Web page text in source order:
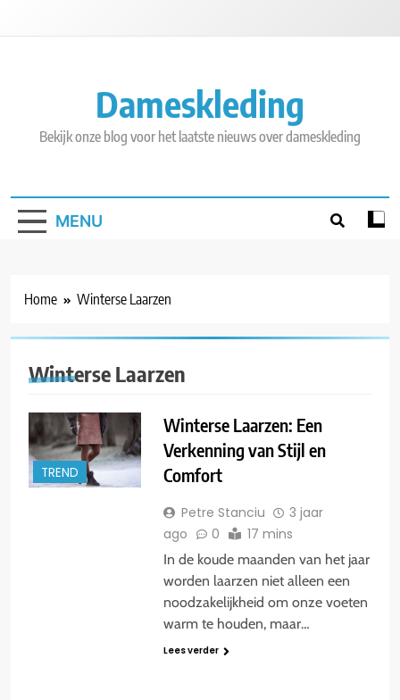
Dameskleding
Bekijk onze blog voor het laatste nieuws over dameskleding
MENU
Home Winterse Laarzen
Winterse Laarzen
TREND
Winterse Laarzen: Een
Verkenning van Stijl en
Comfort
Petre Stanciu
3 jaar
ago
0 17 mins
In de koude maanden van het jaar
worden laarzen niet alleen een
noodzakelijkheid om onze voeten
warm te houden, maar…
Lees verder